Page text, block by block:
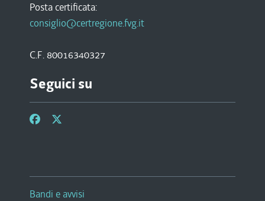
Posta certificata:
consiglio@certregione.fvg.it
C.F. 80016340327
Seguici su
Bandi e avvisi